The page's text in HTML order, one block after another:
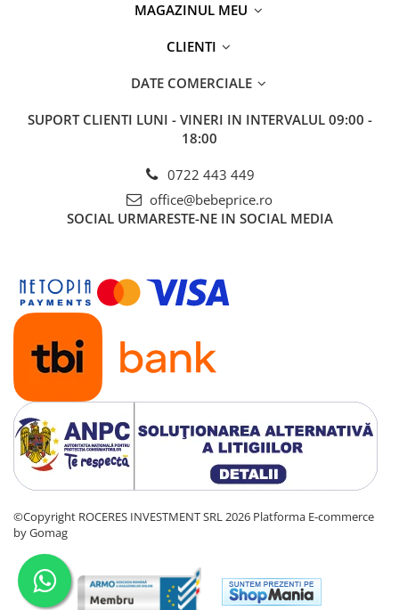
MAGAZINUL MEU
CLIENTI
DATE COMERCIALE
SUPORT CLIENTI LUNI - VINERI IN INTERVALUL 09:00 -
18:00
0722 443 449
office@bebeprice.ro
SOCIAL URMARESTE-NE IN SOCIAL MEDIA
©Copyright ROCERES INVESTMENT SRL 2026 Platforma E-commerce
by Gomag